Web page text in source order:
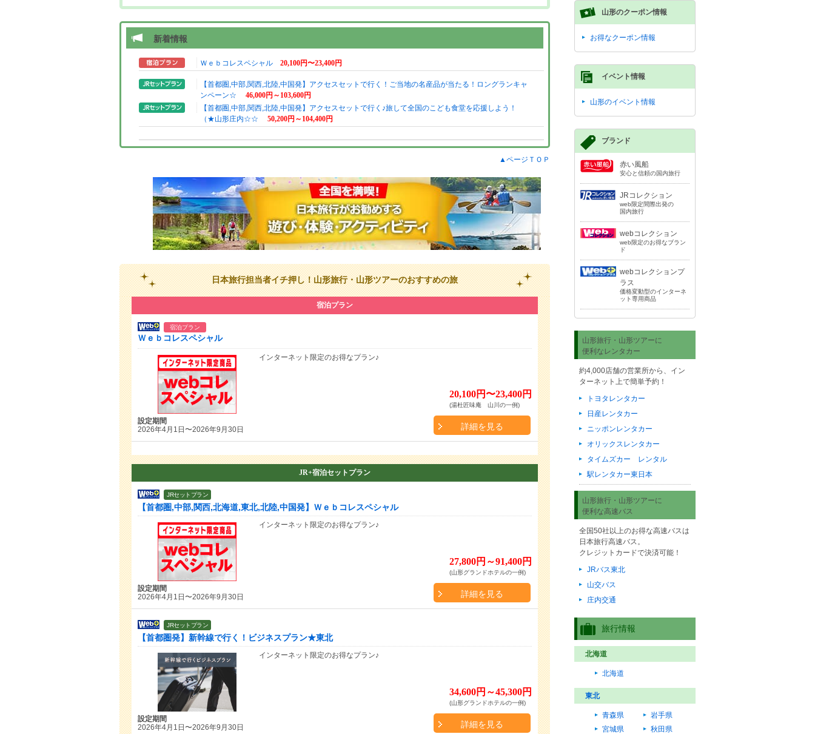
新着情報
Ｗｅｂコレスペシャル 20,100円〜23,400円
【首都圏,中部,関西,北陸,中国発】アクセスセットで行く！ご当地の名産品が当たる！ロングランキャ
ンペーン☆
46,000円～103,600円
【首都圏,中部,関西,北陸,中国発】アクセスセットで行く♪旅して全国のこども食堂を応援しよう！
（★山形庄内☆☆
50,200円～104,400円
▲ページＴＯＰ
日本旅行担当者イチ押し！山形旅行・山形ツアーのおすすめの旅
宿泊プラン
宿泊プラン
Ｗｅｂコレスペシャル
インターネット限定のお得なプラン♪
設定期間
2026年4月1日〜2026年9月30日
20,100円〜23,400円
(湯杜匠味庵 山川の一例)
詳細を見る
JR+宿泊セットプラン
JRセットプラン
【首都圏,中部,関西,北海道,東北,北陸,中国発】Ｗｅｂコレスペシャル
インターネット限定のお得なプラン♪
設定期間
2026年4月1日〜2026年9月30日
27,800円～91,400円
(山形グランドホテルの一例)
詳細を見る
JRセットプラン
【首都圏発】新幹線で行く！ビジネスプラン★東北
インターネット限定のお得なプラン♪
設定期間
2026年4月1日〜2026年9月30日
34,600円～45,300円
(山形グランドホテルの一例)
詳細を見る
山形のクーポン情報
お得なクーポン情報
イベント情報
山形のイベント情報
ブランド
赤い風船
安心と信頼の国内旅行
JRコレクション
web限定間際出発の
国内旅行
webコレクション
web限定のお得なブラン
ド
webコレクションプ
ラス
価格変動型のインターネ
ット専用商品
山形旅行・山形ツアーに
便利なレンタカー
約4,000店舗の営業所から、イン
ターネット上で簡単予約！
トヨタレンタカー
日産レンタカー
ニッポンレンタカー
オリックスレンタカー
タイムズカー レンタル
駅レンタカー東日本
山形旅行・山形ツアーに
便利な高速バス
全国50社以上のお得な高速バスは
日本旅行高速バス。
クレジットカードで決済可能！
JRバス東北
山交バス
庄内交通
旅行情報
北海道
北海道
東北
青森県
岩手県
宮城県
秋田県